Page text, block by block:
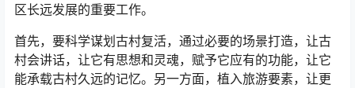
区长远发展的重要工作。
首先，要科学谋划古村复活，通过必要的场景打造，让古
村会讲话，让它有思想和灵魂，赋予它应有的功能，让它
能承载古村久远的记忆。另一方面，植入旅游要素，让更